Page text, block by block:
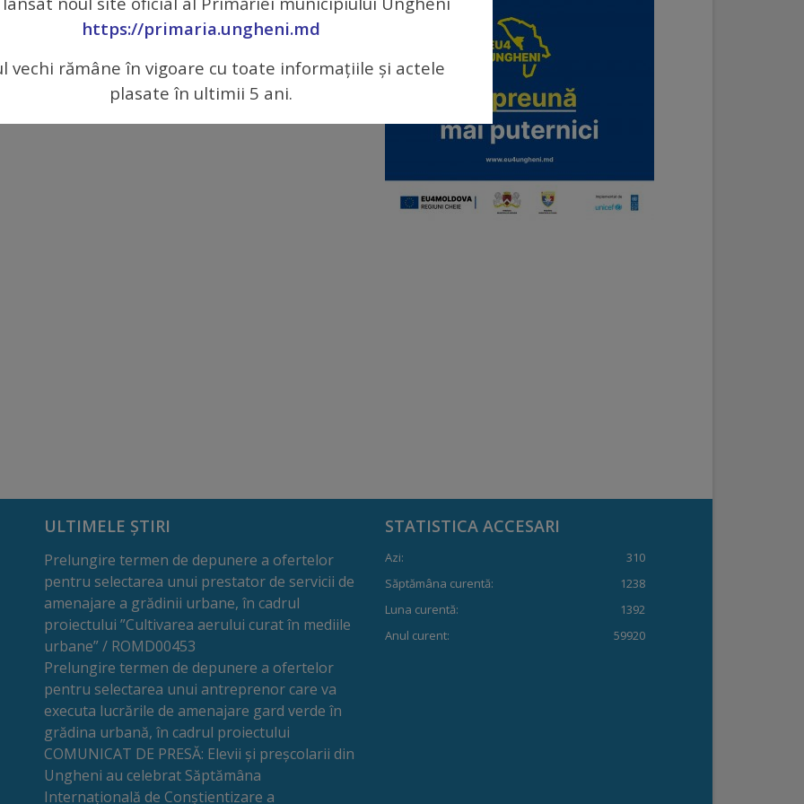
ULTIMELE ȘTIRI
Prelungire termen de depunere a ofertelor
pentru selectarea unui prestator de servicii de
amenajare a grădinii urbane, în cadrul
proiectului ”Cultivarea aerului curat în mediile
urbane” / ROMD00453
Prelungire termen de depunere a ofertelor
pentru selectarea unui antreprenor care va
executa lucrările de amenajare gard verde în
grădina urbană, în cadrul proiectului
COMUNICAT DE PRESĂ: Elevii și preșcolarii din
Ungheni au celebrat Săptămâna
Internațională de Conștientizare a
STATISTICA ACCESARI
Azi:
310
Săptămâna curentă:
1238
Luna curentă:
1392
Anul curent:
59920
https://primaria.ungheni.md
vechi rămâne în vigoare cu toate informațiile și actele
plasate în ultimii 5 ani.